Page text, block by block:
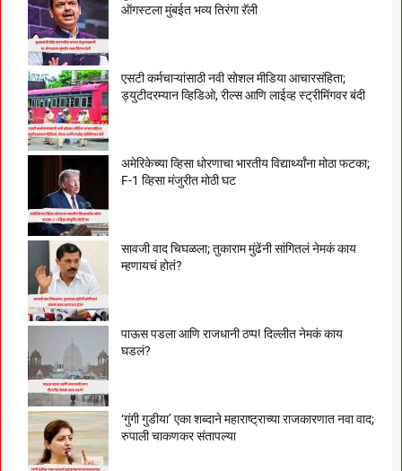
ऑगस्टला मुंबईत भव्य तिरंगा रॅली
एसटी कर्मचाऱ्यांसाठी नवी सोशल मीडिया आचारसंहिता;
ड्युटीदरम्यान व्हिडिओ, रील्स आणि लाईव्ह स्ट्रीमिंगवर बंदी
अमेरिकेच्या व्हिसा धोरणाचा भारतीय विद्यार्थ्यांना मोठा फटका;
F-1 व्हिसा मंजुरीत मोठी घट
सावजी वाद चिघळला; तुकाराम मुंढेंनी सांगितलं नेमकं काय
म्हणायचं होतं?
पाऊस पडला आणि राजधानी ठप्प! दिल्लीत नेमकं काय
घडलं?
‘गुंगी गुडीया’ एका शब्दाने महाराष्ट्राच्या राजकारणात नवा वाद;
रुपाली चाकणकर संतापल्या